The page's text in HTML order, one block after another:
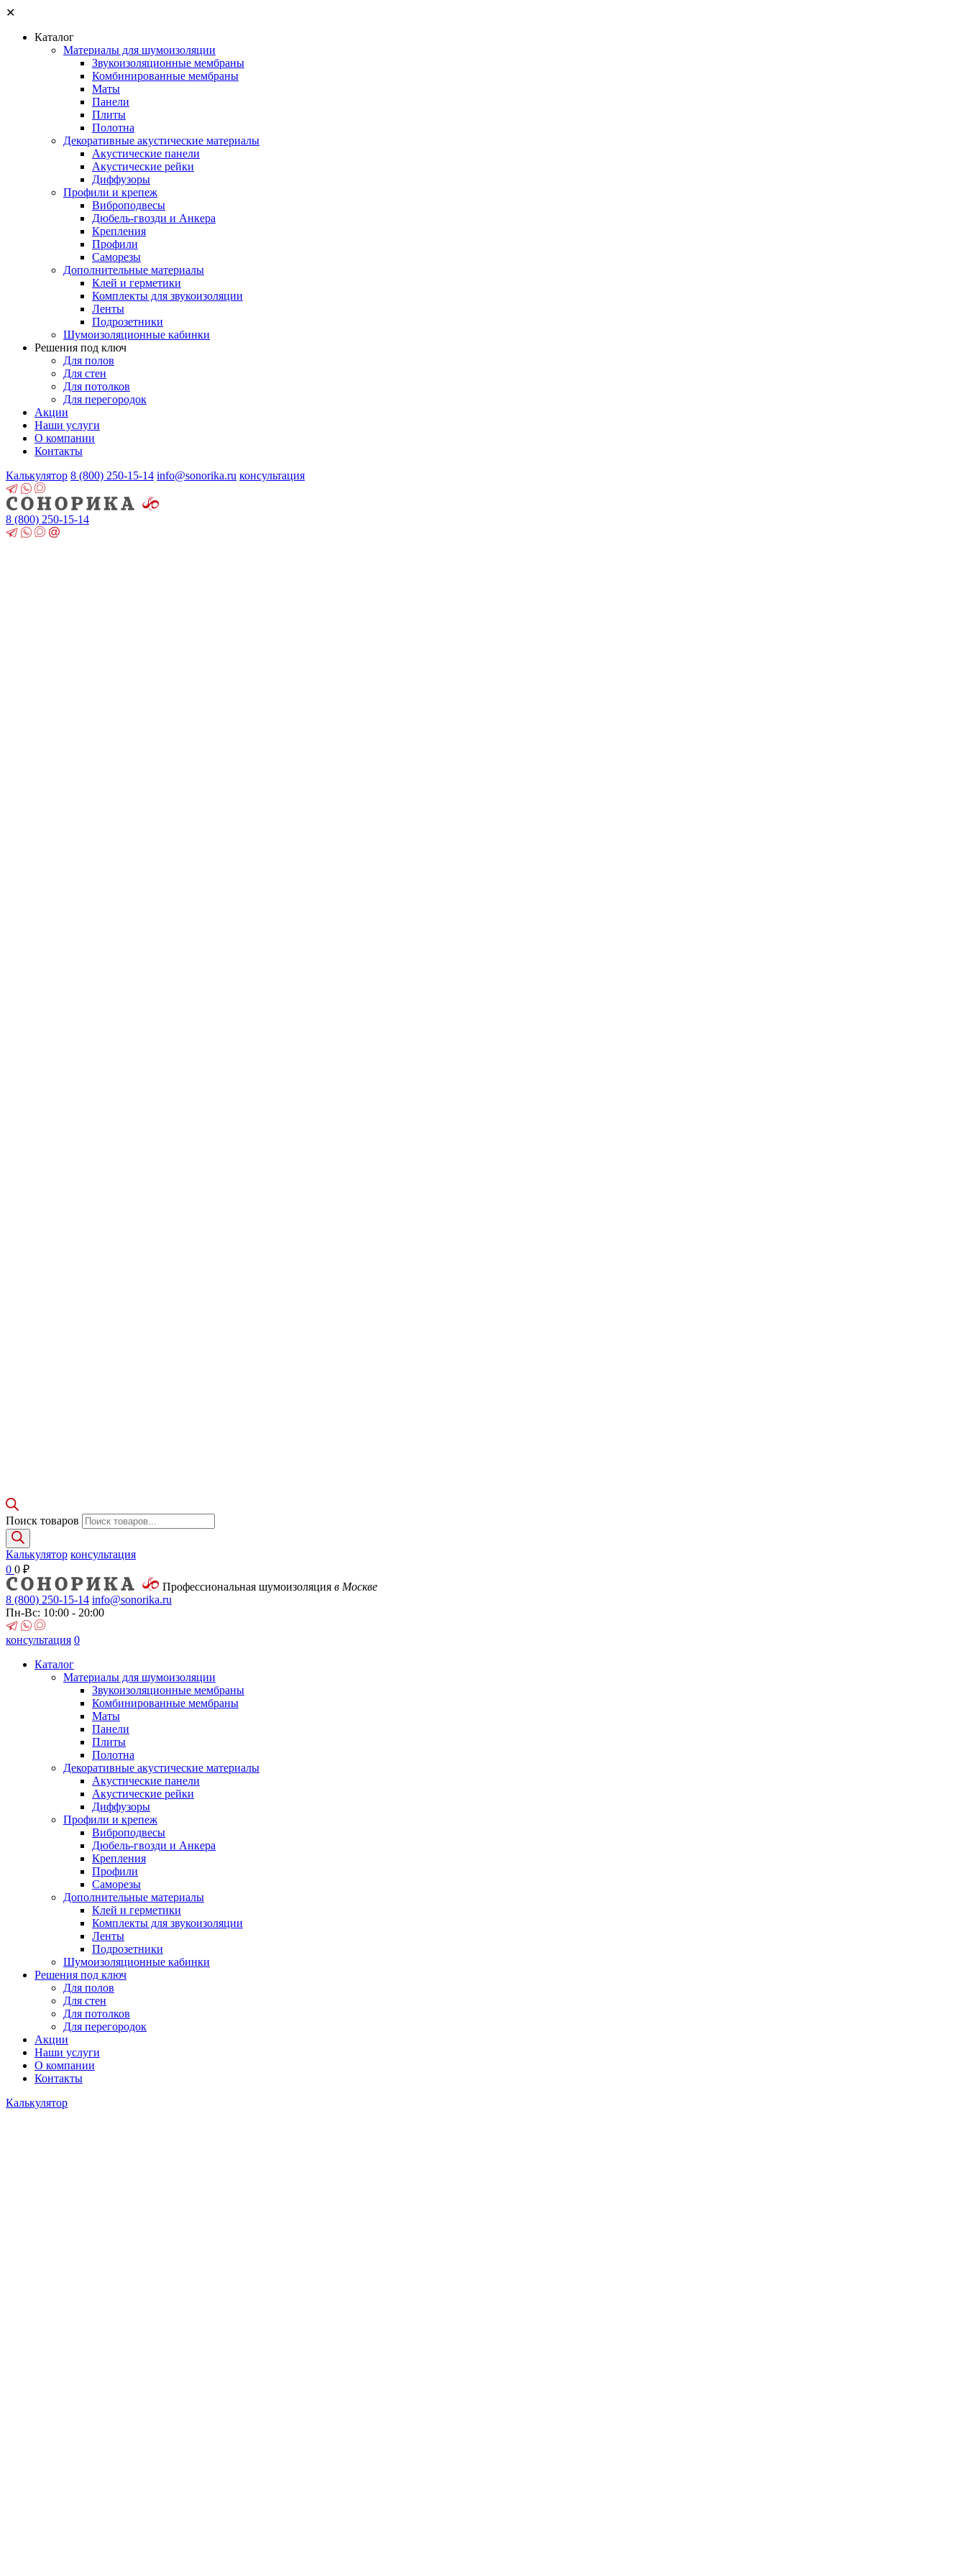
✕
Каталог
Материалы для шумоизоляции
Звукоизоляционные мембраны
Комбинированные мембраны
Маты
Панели
Плиты
Полотна
Декоративные акустические материалы
Акустические панели
Акустические рейки
Диффузоры
Профили и крепеж
Виброподвесы
Дюбель-гвозди и Анкера
Крепления
Профили
Саморезы
Дополнительные материалы
Клей и герметики
Комплекты для звукоизоляции
Ленты
Подрозетники
Шумоизоляционные кабинки
Решения под ключ
Для полов
Для стен
Для потолков
Для перегородок
Акции
Наши услуги
О компании
Контакты
Калькулятор 8 (800) 250-15-14 info@sonorika.ru консультация
8 (800) 250-15-14
Поиск товаров
Калькулятор консультация
0 0 ₽
Профессиональная шумоизоляция в Москве
8 (800) 250-15-14 info@sonorika.ru
Пн-Вс: 10:00 - 20:00
консультация 0
Каталог
Материалы для шумоизоляции
Звукоизоляционные мембраны
Комбинированные мембраны
Маты
Панели
Плиты
Полотна
Декоративные акустические материалы
Акустические панели
Акустические рейки
Диффузоры
Профили и крепеж
Виброподвесы
Дюбель-гвозди и Анкера
Крепления
Профили
Саморезы
Дополнительные материалы
Клей и герметики
Комплекты для звукоизоляции
Ленты
Подрозетники
Шумоизоляционные кабинки
Решения под ключ
Для полов
Для стен
Для потолков
Для перегородок
Акции
Наши услуги
О компании
Контакты
Калькулятор